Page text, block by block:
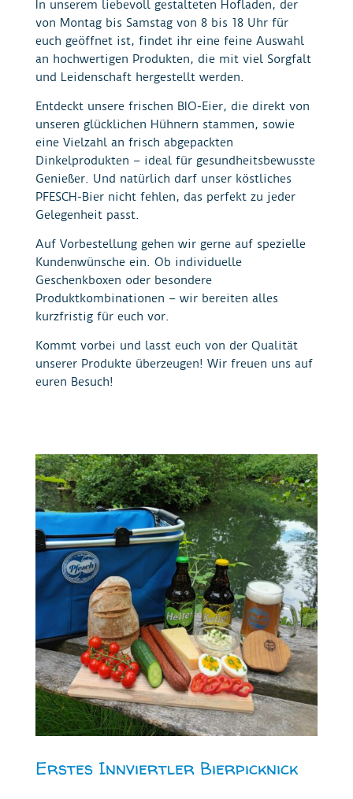
In unserem liebevoll gestalteten Hofladen, der
von Montag bis Samstag von 8 bis 18 Uhr für
euch geöffnet ist, findet ihr eine feine Auswahl
an hochwertigen Produkten, die mit viel Sorgfalt
und Leidenschaft hergestellt werden.
Entdeckt unsere frischen BIO-Eier, die direkt von
unseren glücklichen Hühnern stammen, sowie
eine Vielzahl an frisch abgepackten
Dinkelprodukten – ideal für gesundheitsbewusste
Genießer. Und natürlich darf unser köstliches
PFESCH-Bier nicht fehlen, das perfekt zu jeder
Gelegenheit passt.
Auf Vorbestellung gehen wir gerne auf spezielle
Kundenwünsche ein. Ob individuelle
Geschenkboxen oder besondere
Produktkombinationen – wir bereiten alles
kurzfristig für euch vor.
Kommt vorbei und lasst euch von der Qualität
unserer Produkte überzeugen! Wir freuen uns auf
euren Besuch!
Erstes Innviertler Bierpicknick